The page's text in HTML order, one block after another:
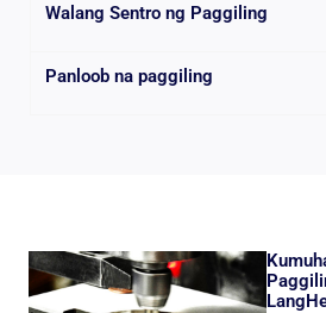
Walang Sentro ng Paggiling
Panloob na paggiling